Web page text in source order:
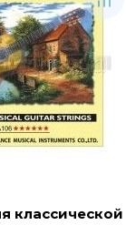
классической